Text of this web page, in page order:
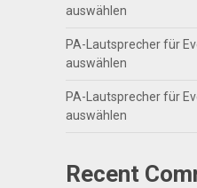
auswählen
PA-Lautsprecher für
auswählen
PA-Lautsprecher für
auswählen
Recent